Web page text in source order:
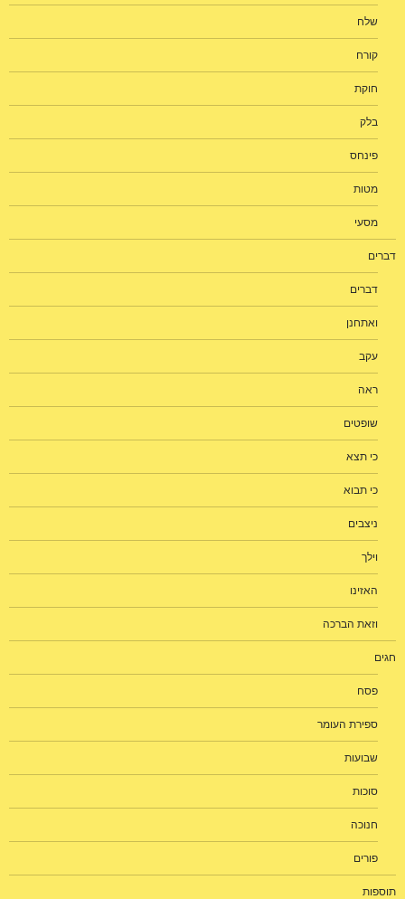
שלח
קורח
חוקת
בלק
פינחס
מטות
מסעי
דברים
דברים
ואתחנן
עקב
ראה
שופטים
כי תצא
כי תבוא
ניצבים
וילך
האזינו
וזאת הברכה
חגים
פסח
ספירת העומר
שבועות
סוכות
חנוכה
פורים
תוספות